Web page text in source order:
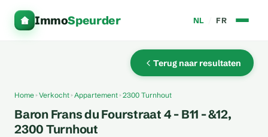
ImmoSpeurder NL FR
Terug naar resultaten
Home Verkocht Appartement 2300 Turnhout
Baron Frans du Fourstraat 4 - B11 - &12,
2300 Turnhout